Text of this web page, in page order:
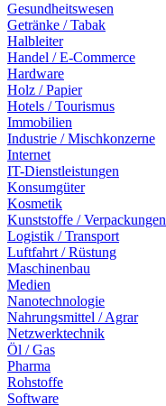
Gesundheitswesen
Getränke / Tabak
Halbleiter
Handel / E-Commerce
Hardware
Holz / Papier
Hotels / Tourismus
Immobilien
Industrie / Mischkonzerne
Internet
IT-Dienstleistungen
Konsumgüter
Kosmetik
Kunststoffe / Verpackungen
Logistik / Transport
Luftfahrt / Rüstung
Maschinenbau
Medien
Nanotechnologie
Nahrungsmittel / Agrar
Netzwerktechnik
Öl / Gas
Pharma
Rohstoffe
Software